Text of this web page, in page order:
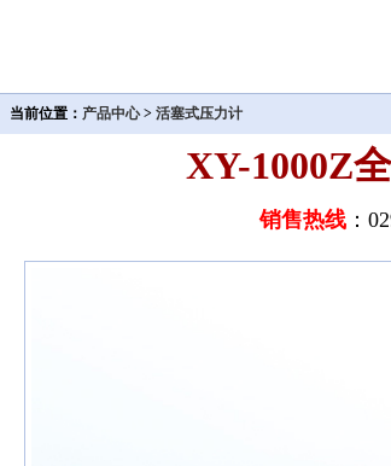
当前位置： 产品中心> 活塞式压力计
XY-1000Z
销售热线：